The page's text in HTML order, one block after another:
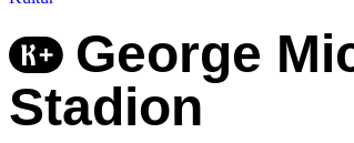
George
Stadion